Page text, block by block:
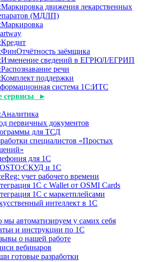
движения лекарственных
(МДЛП)
заёмщика
сведений в ЕГРЮЛ/ЕГРИП
речи
поддержки
система 1С:ИТС
сервисы ▸
первичных документов
для ТСД
специалистов «Простых
для 1С
и 1С
учет рабочего времени
1С с Wallet от OSMI Cards
1С с маркетплейсами
интеллект в 1С
мы автоматизируем у самих себя
и инструкции по 1С
о нашей работе
вебинаров
готовые разработки